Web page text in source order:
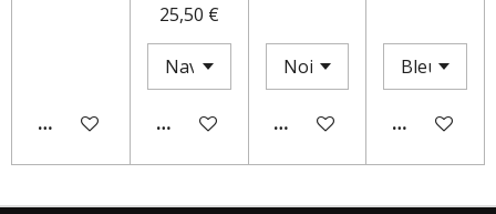
AJOUTER AU PANIER
25,50 €
AJOUTER AU PANIERM'AVERTIR SI DISPONIBLE
AJOUTER